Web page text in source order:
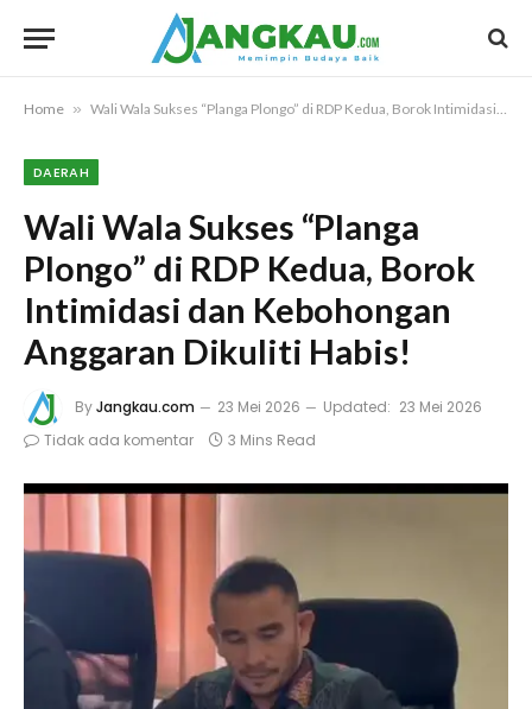
Home » Wali Wala Sukses “Planga Plongo” di RDP Kedua, Borok Intimidasi dan Kebohongan Anggaran Dikuliti Habis!
DAERAH
Wali Wala Sukses “Planga
Plongo” di RDP Kedua, Borok
Intimidasi dan Kebohongan
Anggaran Dikuliti Habis!
ByJangkau.com 23 Mei 2026 Updated: 23 Mei 2026
Tidak ada komentar
3 Mins Read